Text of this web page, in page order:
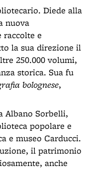
Diede alla
nuova
raccolte e
la sua direzione il
250.000 volumi,
storica. Sua fu
bolognese,
Albano Sorbelli,
popolare e
e museo Carducci.
il patrimonio
anche